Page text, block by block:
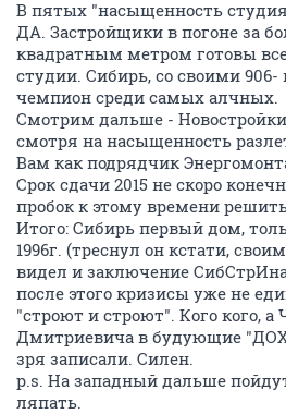
В пятых "насыщенность
ДА. Застройщики в погоне за
квадратным метром готовы
студии. Сибирь, со своими
чемпион среди самых алчных.
Смотрим дальше -
смотря на насыщенность
Вам как подрядчик
Срок сдачи 2015 не скоро
пробок к этому времени
Итого: Сибирь первый дом,
1996г. (треснул он кстати,
видел и заключение
после этого кризисы уже не
"строют и строют". Кого кого, а
Дмитриевича в будующие
зря записали. Силен.
p.s. На западный дальше
ляпать.